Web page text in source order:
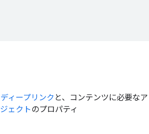
ディープリンク と、コンテンツに必要なア
ェクトのプロパティ